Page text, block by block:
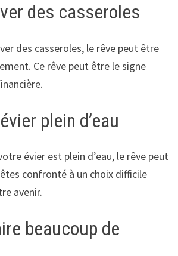
des casseroles
des casseroles, le rêve peut être
Ce rêve peut être le signe
plein d’eau
évier est plein d’eau, le rêve peut
confronté à un choix difficile
avenir.
beaucoup de